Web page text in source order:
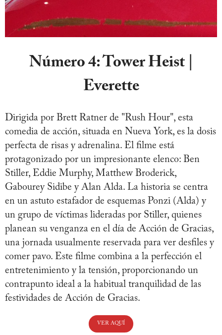
Número 4:Tower Heist |
Everette
Dirigida por Brett Ratner de "Rush Hour", esta
comedia de acción, situada en Nueva York, es la dosis
perfecta de risas y adrenalina. El filme está
protagonizado por un impresionante elenco: Ben
Stiller, Eddie Murphy, Matthew Broderick,
Gabourey Sidibe y Alan Alda. La historia se centra
en un astuto estafador de esquemas Ponzi (Alda) y
un grupo de víctimas lideradas por Stiller, quienes
planean su venganza en el día de Acción de Gracias,
una jornada usualmente reservada para ver desfiles y
comer pavo. Este filme combina a la perfección el
entretenimiento y la tensión, proporcionando un
contrapunto ideal a la habitual tranquilidad de las
festividades de Acción de Gracias.
VER AQUÍ